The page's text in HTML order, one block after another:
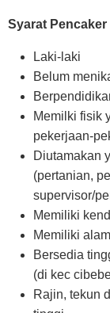
Syarat Pencaker
Laki-laki
Belum
Memilki fisik
pekerjaan-
Diutamakan
(pertanian,
supervisor/
Memiliki
Memiliki
Bersedia
(di kec
Rajin, tekun